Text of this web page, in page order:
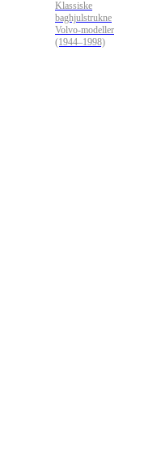
Klassiske
baghjulstrukne
Volvo-modeller
(1944–1998)